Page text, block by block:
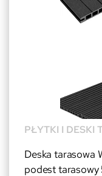
PŁYTKI I DESKI
Deska tarasowa
podest tarasowy